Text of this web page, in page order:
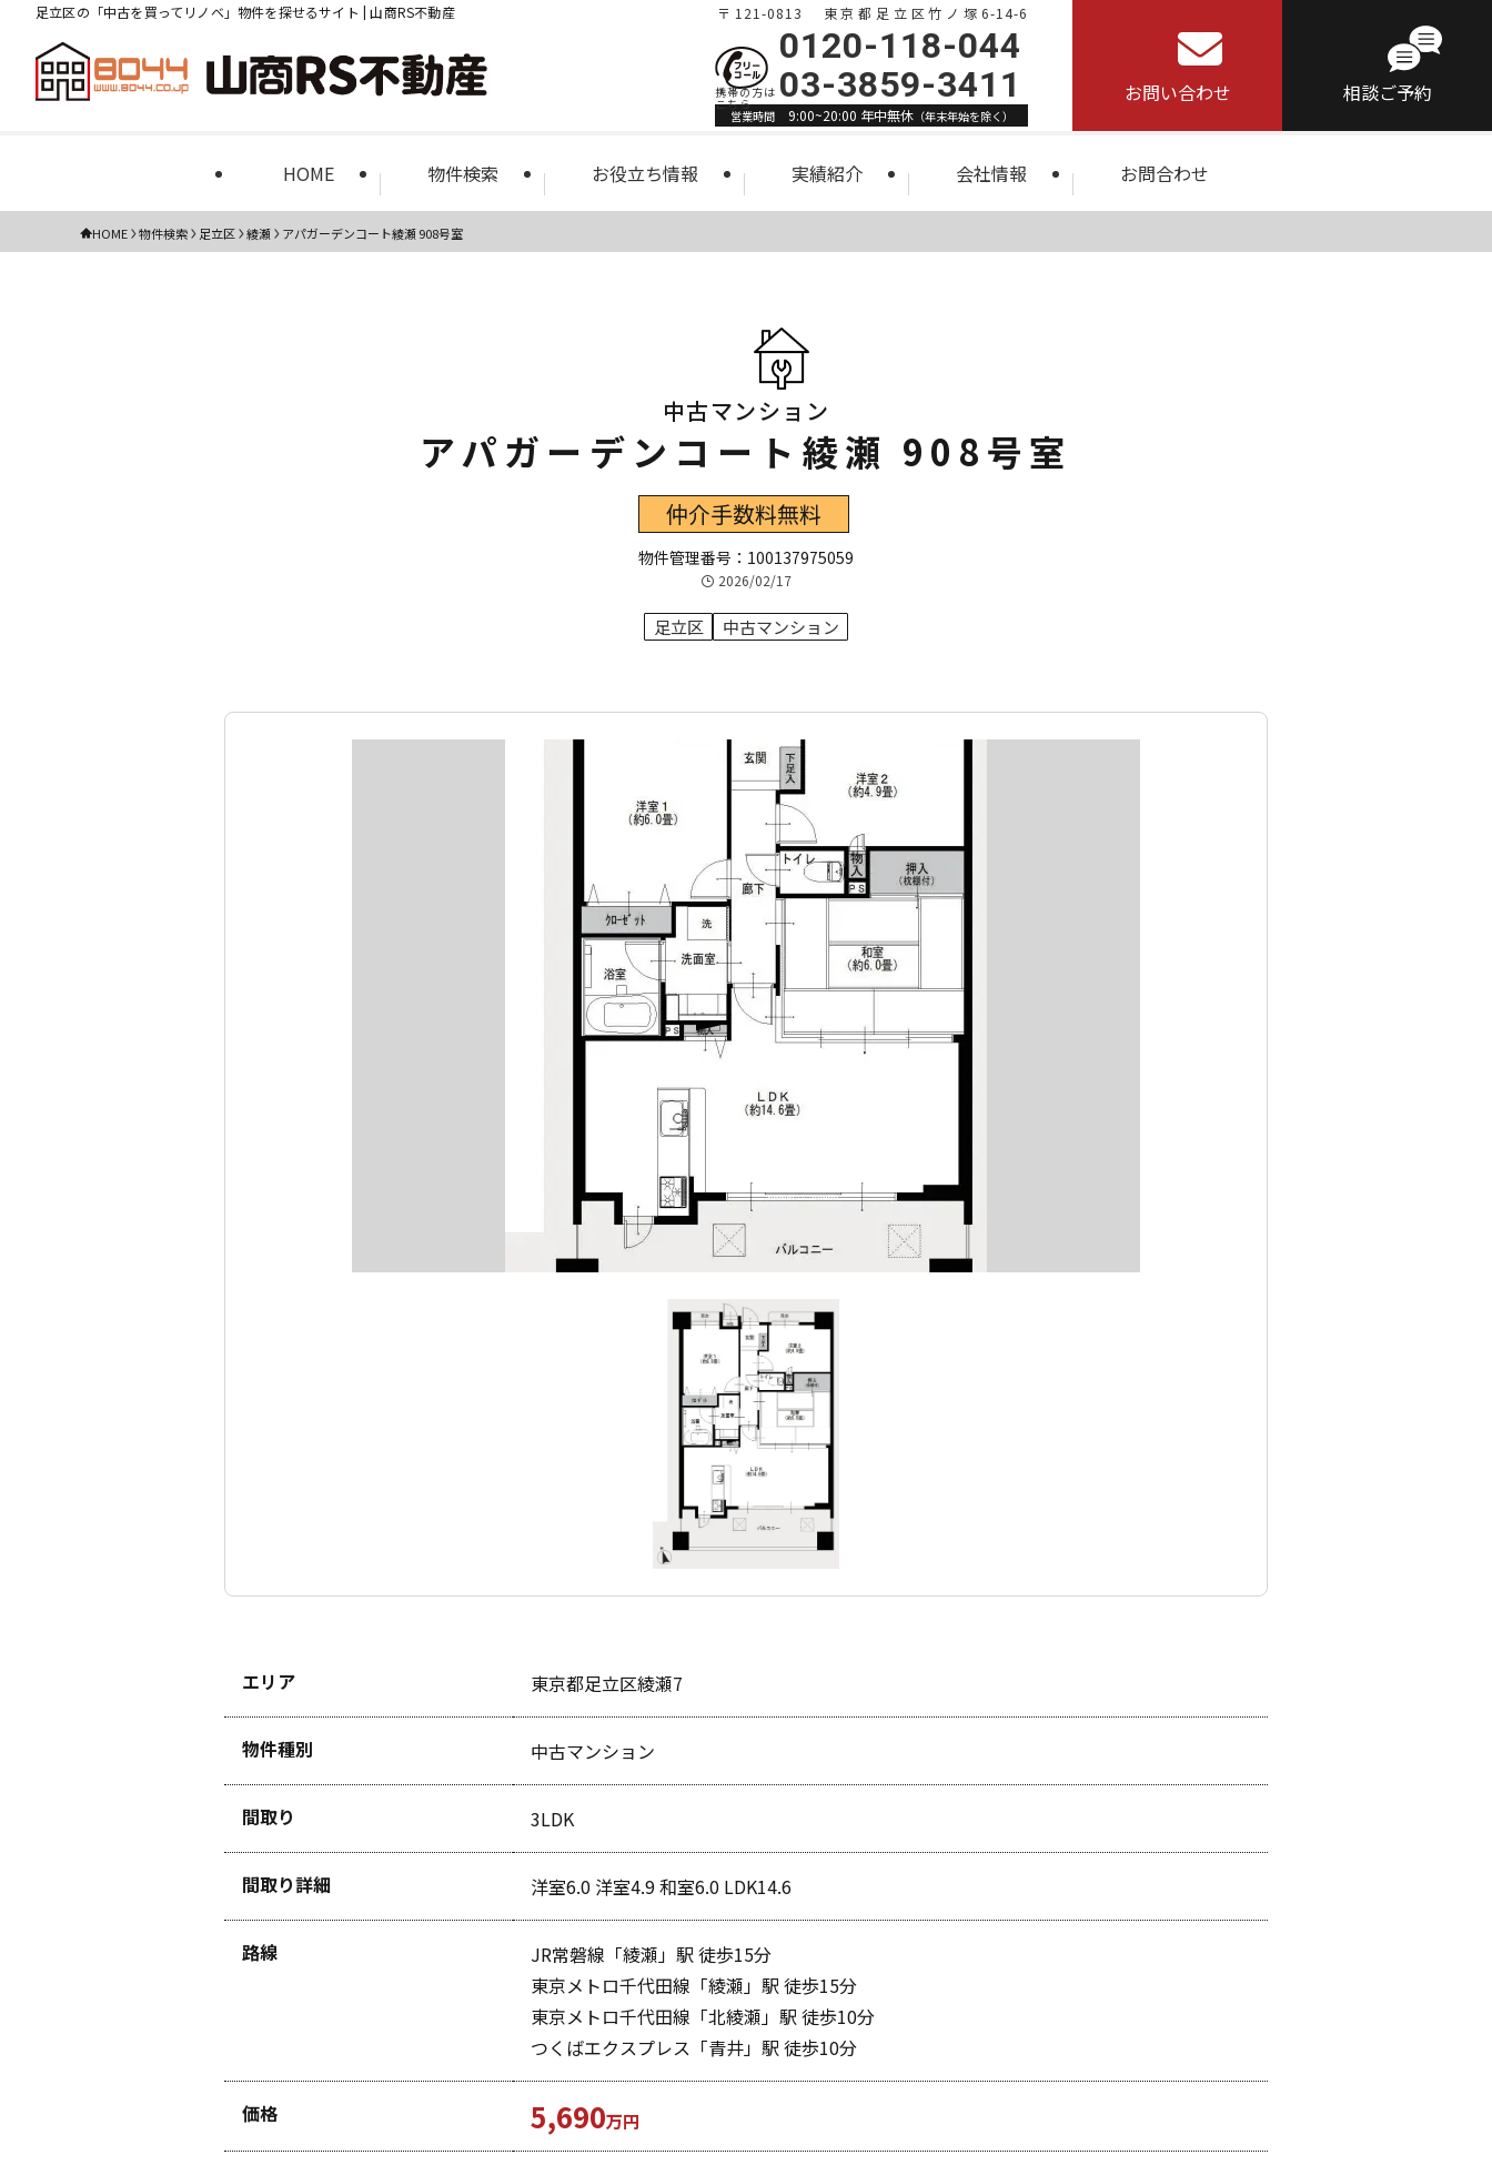
足立区の「中古を買ってリノベ」物件を探せるサイト | 山商RS不動産
HOME 物件検索 お役立ち情報 実績紹介 会社情報 お問合わせ
〒121-0813 東京都足立区竹ノ塚6-14-6
0120-118-044
03-3859-3411
営業時間9:00~20:00 年中無休（年末年始を除く）
お問い合わせ 相談ご予約
HOME 物件検索 足立区 綾瀬 アパガーデンコート綾瀬 908号室
中古マンション
アパガーデンコート綾瀬 908号室
仲介手数料無料
物件管理番号：100137975059
2026/02/17
足立区 中古マンション
エリア 東京都足立区綾瀬7
物件種別 中古マンション
間取り 3LDK
間取り詳細 洋室6.0 洋室4.9 和室6.0 LDK14.6
路線
JR常磐線「綾瀬」駅 徒歩15分
東京メトロ千代田線「綾瀬」駅 徒歩15分
東京メトロ千代田線「北綾瀬」駅 徒歩10分
つくばエクスプレス「青井」駅 徒歩10分
価格 5,690万円